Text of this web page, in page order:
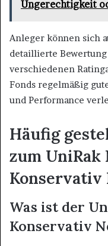
Ungerechtigkeit
Anleger können sich
detaillierte
verschiedenen
Fonds regelmäßig
und Performance
Häufig
zum UniRak
Konservativ
Was ist der
Konservativ